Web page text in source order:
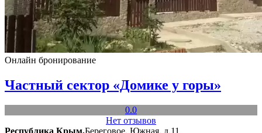
Онлайн бронирование
Частный сектор «Домике у горы»
0.0
Нет отзывов
Республика Крым,Береговое, Южная, д.11